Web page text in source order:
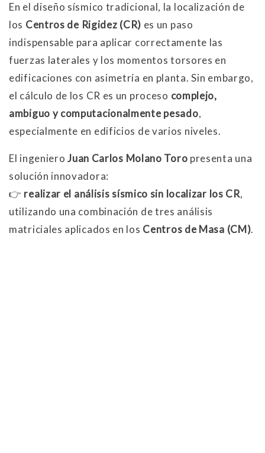
En el diseño sísmico tradicional, la localización de
los Centros de Rigidez (CR) es un paso
indispensable para aplicar correctamente las
fuerzas laterales y los momentos torsores en
edificaciones con asimetría en planta. Sin embargo,
el cálculo de los CR es un proceso complejo,
ambiguo y computacionalmente pesado,
especialmente en edificios de varios niveles.
El ingenieroJuan Carlos Molano Toro presenta una
solución innovadora:
👉 realizar el análisis sísmico sin localizar los CR,
utilizando una combinación de tres análisis
matriciales aplicados en los Centros de Masa (CM).